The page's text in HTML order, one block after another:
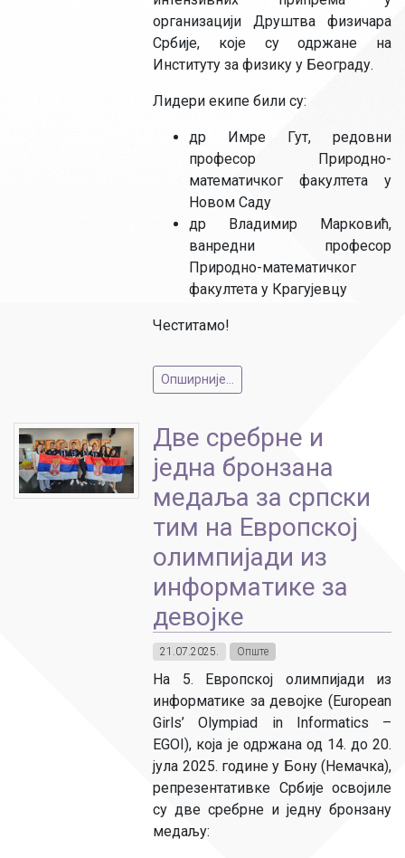
организацији Друштва физичара
Србије, које су одржане на
Институту за физику у Београду.
Лидери екипе били су:
др Имре Гут, редовни
професор Природно-
математичког факултета у
Новом Саду
др Владимир Марковић,
ванредни професор
Природно-математичког
факултета у Крагујевцу
Честитамо!
Опширније...
Две сребрне и
једна бронзана
медаља за српски
тим на Европској
олимпијади из
информатике за
девојке
21.07.2025. Опште
На 5. Европској олимпијади из
информатике за девојке (European
Girls’ Olympiad in Informatics –
EGOI), која је одржана од 14. до 20.
јула 2025. године у Бону (Немачка),
репрезентативке Србије освојиле
су две сребрне и једну бронзану
медаљу: